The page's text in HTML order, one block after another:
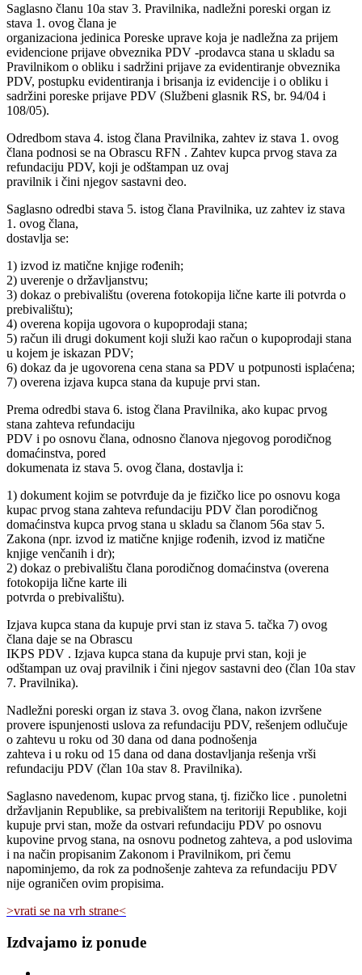
Saglasno članu 10a stav 3. Pravilnika, nadležni poreski organ iz
stava 1. ovog člana je
organizaciona jedinica Poreske uprave koja je nadležna za prijem
evidencione prijave obveznika PDV -prodavca stana u skladu sa
Pravilnikom o obliku i sadržini prijave za evidentiranje obveznika
PDV, postupku evidentiranja i brisanja iz evidencije i o obliku i
sadržini poreske prijave PDV (Službeni glasnik RS, br. 94/04 i
108/05).
Odredbom stava 4. istog člana Pravilnika, zahtev iz stava 1. ovog
člana podnosi se na Obrascu RFN . Zahtev kupca prvog stava za
refundaciju PDV, koji je odštampan uz ovaj
pravilnik i čini njegov sastavni deo.
Saglasno odredbi stava 5. istog člana Pravilnika, uz zahtev iz stava
1. ovog člana,
dostavlja se:
1) izvod iz matične knjige rođenih;
2) uverenje o državljanstvu;
3) dokaz o prebivalištu (overena fotokopija lične karte ili potvrda o
prebivalištu);
4) overena kopija ugovora o kupoprodaji stana;
5) račun ili drugi dokument koji služi kao račun o kupoprodaji stana
u kojem je iskazan PDV;
6) dokaz da je ugovorena cena stana sa PDV u potpunosti isplaćena;
7) overena izjava kupca stana da kupuje prvi stan.
Prema odredbi stava 6. istog člana Pravilnika, ako kupac prvog
stana zahteva refundaciju
PDV i po osnovu člana, odnosno članova njegovog porodičnog
domaćinstva, pored
dokumenata iz stava 5. ovog člana, dostavlja i:
1) dokument kojim se potvrđuje da je fizičko lice po osnovu koga
kupac prvog stana zahteva refundaciju PDV član porodičnog
domaćinstva kupca prvog stana u skladu sa članom 56a stav 5.
Zakona (npr. izvod iz matične knjige rođenih, izvod iz matične
knjige venčanih i dr);
2) dokaz o prebivalištu člana porodičnog domaćinstva (overena
fotokopija lične karte ili
potvrda o prebivalištu).
Izjava kupca stana da kupuje prvi stan iz stava 5. tačka 7) ovog
člana daje se na Obrascu
IKPS PDV . Izjava kupca stana da kupuje prvi stan, koji je
odštampan uz ovaj pravilnik i čini njegov sastavni deo (član 10a stav
7. Pravilnika).
Nadležni poreski organ iz stava 3. ovog člana, nakon izvršene
provere ispunjenosti uslova za refundaciju PDV, rešenjem odlučuje
o zahtevu u roku od 30 dana od dana podnošenja
zahteva i u roku od 15 dana od dana dostavljanja rešenja vrši
refundaciju PDV (član 10a stav 8. Pravilnika).
Saglasno navedenom, kupac prvog stana, tj. fizičko lice . punoletni
državljanin Republike, sa prebivalištem na teritoriji Republike, koji
kupuje prvi stan, može da ostvari refundaciju PDV po osnovu
kupovine prvog stana, na osnovu podnetog zahteva, a pod uslovima
i na način propisanim Zakonom i Pravilnikom, pri čemu
napominjemo, da rok za podnošenje zahteva za refundaciju PDV
nije ograničen ovim propisima.
>vrati se na vrh strane<
Izdvajamo iz ponude